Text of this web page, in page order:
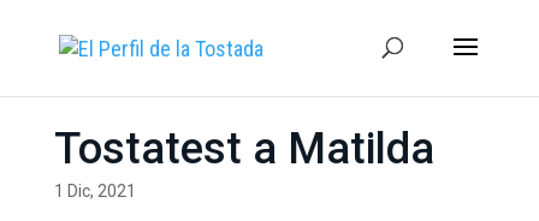
Tostatest a Matilda
1 Dic, 2021